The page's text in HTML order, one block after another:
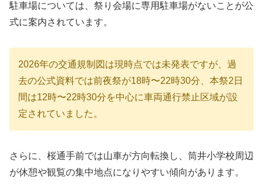
駐車場については、祭り会場に専用駐車場がないことが公
式に案内されています。
2026年の交通規制図は現時点では未発表ですが、過
去の公式資料では前夜祭が18時〜22時30分、本祭2日
間は12時〜22時30分を中心に車両通行禁止区域が設
定されていました。
さらに、桜通手前では山車が方向転換し、筒井小学校周辺
が休憩や観覧の集中地点になりやすい傾向があります。